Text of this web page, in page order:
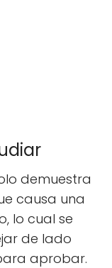
demuestra
causa una
lo cual se
de lado
aprobar.